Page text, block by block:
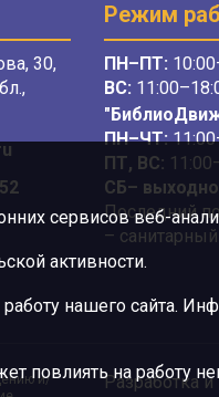
30,
Режим
ПН–ПТ:
ВС:
ПН–ЧТ:
ПТ, ВС:
СБ–
Последний
–
и/
Разработка
сервисов веб-
активности.
нашего сайта.
повлиять на работу